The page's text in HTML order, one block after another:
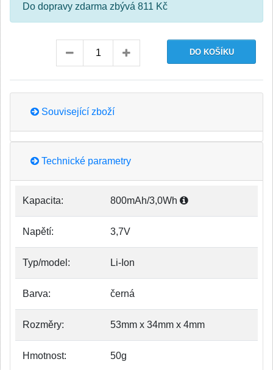
Do dopravy zdarma zbývá 811 Kč
Související zboží
Technické parametry
Kapacita: 800mAh/3,0Wh
Napětí: 3,7V
Typ/model: Li-Ion
Barva: černá
Rozměry: 53mm x 34mm x 4mm
Hmotnost: 50g